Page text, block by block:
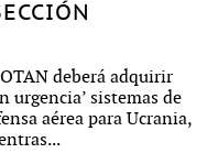
deberá adquirir
urgencia’ sistemas de
aérea para Ucrania,